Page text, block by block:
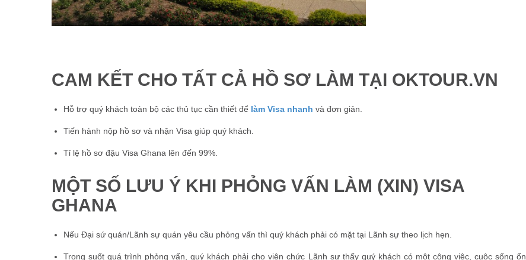
CAM KẾT CHO TẤT CẢ HỒ SƠ LÀM TẠI OKTOUR.VN
Hỗ trợ quý khách toàn bộ các thủ tục cần thiết để làm Visa nhanh và đơn giản.
Tiến hành nộp hồ sơ và nhận Visa giúp quý khách.
Tỉ lệ hồ sơ đậu Visa Ghana lên đến 99%.
MỘT SỐ LƯU Ý KHI PHỎNG VẤN LÀM (XIN) VISA
GHANA
Nếu Đại sứ quán/Lãnh sự quán yêu cầu phỏng vấn thì quý khách phải có mặt tại Lãnh sự theo lịch hẹn.
Trong suốt quá trình phỏng vấn, quý khách phải cho viên chức Lãnh sự thấy quý khách có một công việc, cuộc sống ổn